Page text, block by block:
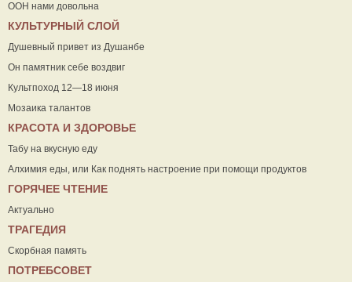
ООН нами довольна
КУЛЬТУРНЫЙ СЛОЙ
Душевный привет из Душанбе
Он памятник себе воздвиг
Культпоход 12—18 июня
Мозаика талантов
КРАСОТА И ЗДОРОВЬЕ
Табу на вкусную еду
Алхимия еды, или Как поднять настроение при помощи продуктов
ГОРЯЧЕЕ ЧТЕНИЕ
Актуально
ТРАГЕДИЯ
Скорбная память
ПОТРЕБСОВЕТ